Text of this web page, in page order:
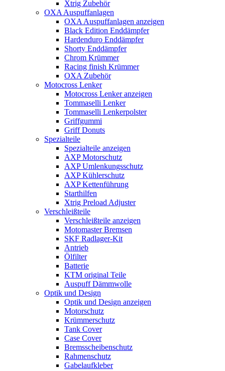
Xtrig Zubehör
OXA Auspuffanlagen
OXA Auspuffanlagen anzeigen
Black Edition Enddämpfer
Hardenduro Enddämpfer
Shorty Enddämpfer
Chrom Krümmer
Racing finish Krümmer
OXA Zubehör
Motocross Lenker
Motocross Lenker anzeigen
Tommaselli Lenker
Tommaselli Lenkerpolster
Griffgummi
Griff Donuts
Spezialteile
Spezialteile anzeigen
AXP Motorschutz
AXP Umlenkungsschutz
AXP Kühlerschutz
AXP Kettenführung
Starthilfen
Xtrig Preload Adjuster
Verschleißteile
Verschleißteile anzeigen
Motomaster Bremsen
SKF Radlager-Kit
Antrieb
Ölfilter
Batterie
KTM original Teile
Auspuff Dämmwolle
Optik und Design
Optik und Design anzeigen
Motorschutz
Krümmerschutz
Tank Cover
Case Cover
Bremsscheibenschutz
Rahmenschutz
Gabelaufkleber